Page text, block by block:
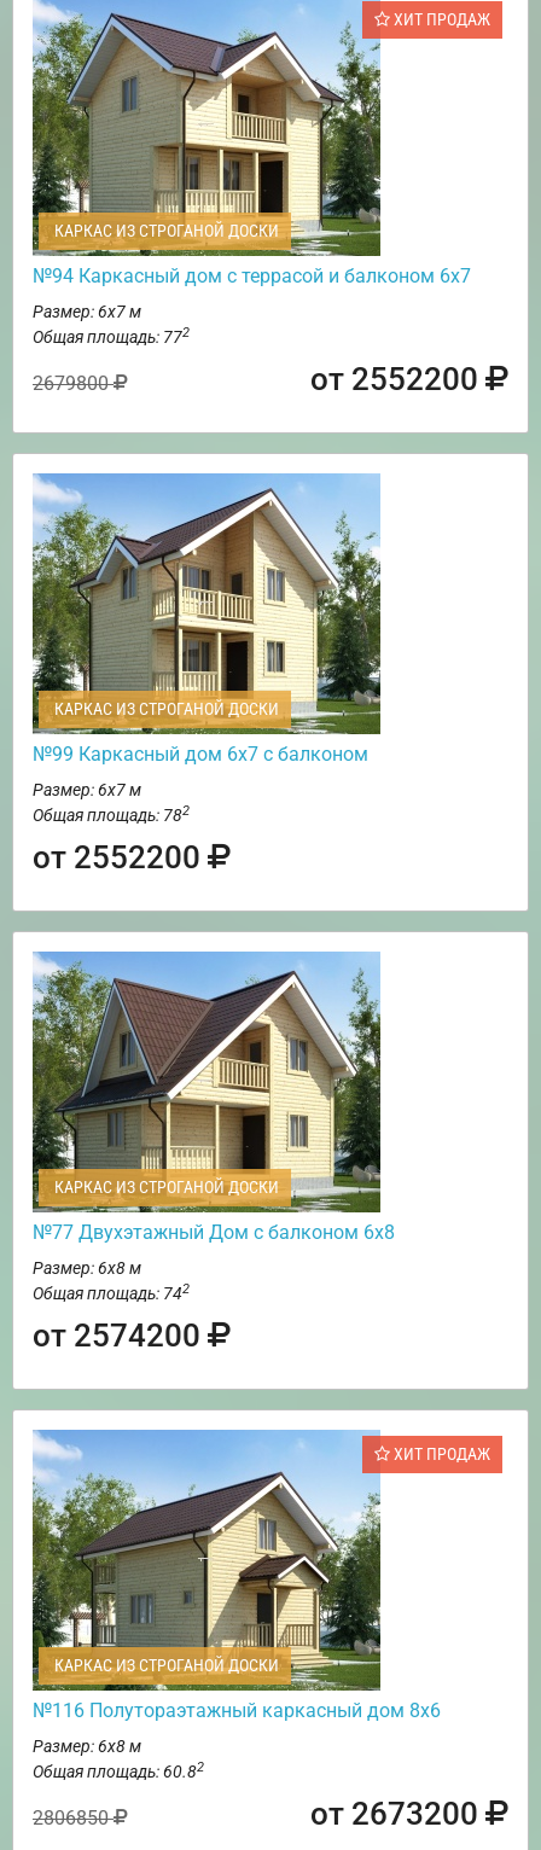
ХИТ ПРОДАЖ
КАРКАС ИЗ СТРОГАНОЙ ДОСКИ
№94 Каркасный дом с террасой и балконом 6х7
Размер: 6х7 м
Общая площадь: 772
2679800 от 2552200
КАРКАС ИЗ СТРОГАНОЙ ДОСКИ
№99 Каркасный дом 6х7 с балконом
Размер: 6х7 м
Общая площадь: 782
от 2552200
КАРКАС ИЗ СТРОГАНОЙ ДОСКИ
№77 Двухэтажный Дом с балконом 6х8
Размер: 6х8 м
Общая площадь: 742
от 2574200
ХИТ ПРОДАЖ
КАРКАС ИЗ СТРОГАНОЙ ДОСКИ
№116 Полутораэтажный каркасный дом 8х6
Размер: 6х8 м
Общая площадь: 60.82
2806850 от 2673200